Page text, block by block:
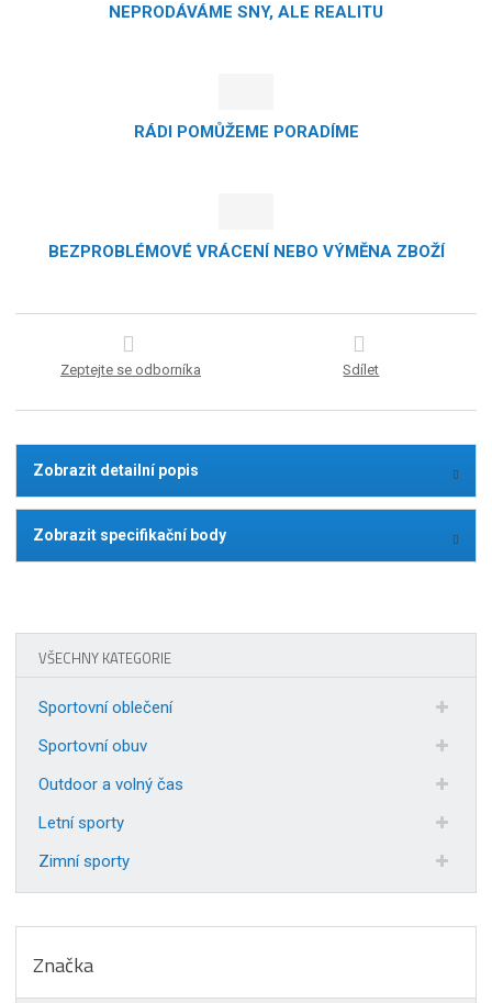
NEPRODÁVÁME SNY, ALE REALITU
RÁDI POMŮŽEME PORADÍME
BEZPROBLÉMOVÉ VRÁCENÍ NEBO VÝMĚNA ZBOŽÍ
Zeptejte se odborníka Sdílet
Zobrazit detailní popis
Zobrazit specifikační body
VŠECHNY KATEGORIE
Sportovní oblečení
Sportovní obuv
Outdoor a volný čas
Letní sporty
Zimní sporty
Značka